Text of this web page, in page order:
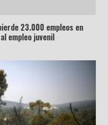
23.000 empleos en
empleo juvenil